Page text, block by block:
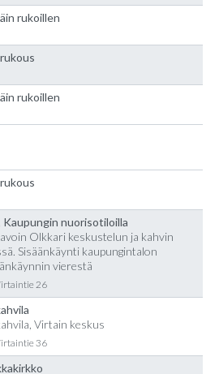
rukoillen
rukoillen
Kaupungin nuorisotiloilla
Olkkari keskustelun ja kahvin
Sisäänkäynti kaupungintalon
vierestä
26
Virtain keskus
36